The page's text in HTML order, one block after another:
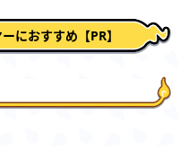
におすすめ【PR】